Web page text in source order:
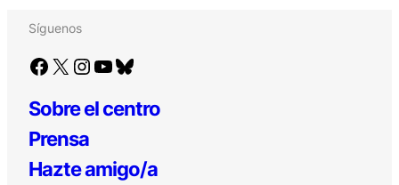
Síguenos
Facebook X Instagram YouTube Bluesky
Sobre el centro
Prensa
Hazte amigo/a